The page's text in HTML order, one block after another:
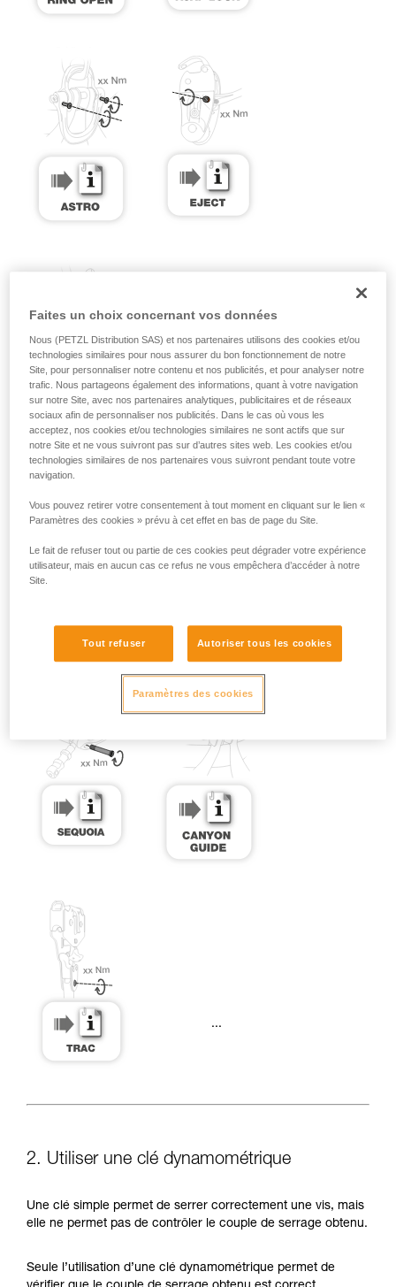
...
2. Utiliser une clé dynamométrique
Une clé simple permet de serrer correctement une vis, mais
elle ne permet pas de contrôler le couple de serrage obtenu.
Seule l’utilisation d’une clé dynamométrique permet de
Faites un choix concernant vos données
Nous (PETZL Distribution SAS) et nos partenaires utilisons des cookies et/ou
technologies similaires pour nous assurer du bon fonctionnement de notre
Site, pour personnaliser notre contenu et nos publicités, et pour analyser notre
trafic. Nous partageons également des informations, quant à votre navigation
sur notre Site, avec nos partenaires analytiques, publicitaires et de réseaux
sociaux afin de personnaliser nos publicités. Dans le cas où vous les
acceptez, nos cookies et/ou technologies similaires ne sont actifs que sur
notre Site et ne vous suivront pas sur d’autres sites web. Les cookies et/ou
technologies similaires de nos partenaires vous suivront pendant toute votre
navigation.
Vous pouvez retirer votre consentement à tout moment en cliquant sur le lien «
Paramètres des cookies » prévu à cet effet en bas de page du Site.
Le fait de refuser tout ou partie de ces cookies peut dégrader votre expérience
utilisateur, mais en aucun cas ce refus ne vous empêchera d’accéder à notre
Site.
Tout refuser Autoriser tous les cookies
Paramètres des cookies